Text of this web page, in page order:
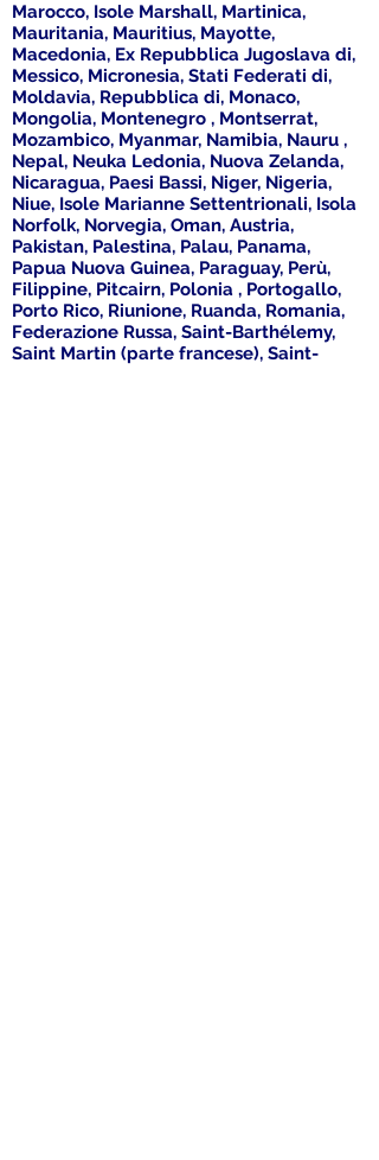
Marocco, Isole Marshall, Martinica,
Mauritania, Mauritius, Mayotte,
Macedonia, Ex Repubblica Jugoslava di,
Messico, Micronesia, Stati Federati di,
Moldavia, Repubblica di, Monaco,
Mongolia, Montenegro , Montserrat,
Mozambico, Myanmar, Namibia, Nauru ,
Nepal, Neuka Ledonia, Nuova Zelanda,
Nicaragua, Paesi Bassi, Niger, Nigeria,
Niue, Isole Marianne Settentrionali, Isola
Norfolk, Norvegia, Oman, Austria,
Pakistan, Palestina, Palau, Panama,
Papua Nuova Guinea, Paraguay, Perù,
Filippine, Pitcairn, Polonia , Portogallo,
Porto Rico, Riunione, Ruanda, Romania,
Federazione Russa, Saint-Barthélemy,
Saint Martin (parte francese), Saint-